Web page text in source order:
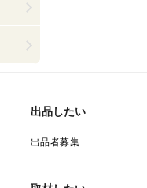
出品したい
出品者募集